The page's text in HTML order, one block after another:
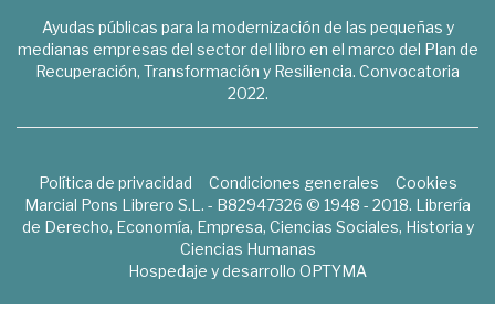
Ayudas públicas para la modernización de las pequeñas y
medianas empresas del sector del libro en el marco del Plan de
Recuperación, Transformación y Resiliencia. Convocatoria
2022.
Política de privacidad Condiciones generales
Cookies
Marcial Pons Librero S.L. - B82947326 © 1948 - 2018. Librería
de Derecho, Economía, Empresa, Ciencias Sociales, Historia y
Ciencias Humanas
Hospedaje y desarrollo OPTYMA